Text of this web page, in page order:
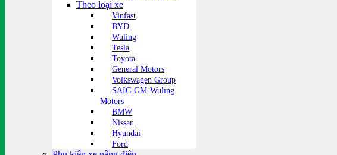
Theo loại xe
Vinfast
BYD
Wuling
Tesla
Toyota
General Motors
Volkswagen Group
SAIC-GM-Wuling
Motors
BMW
Nissan
Hyundai
Ford